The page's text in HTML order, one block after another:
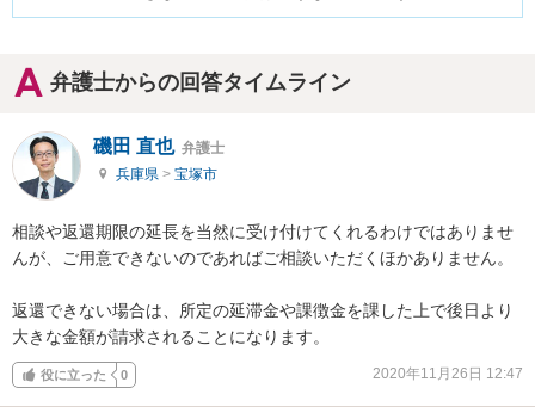
弁護士からの回答タイムライン
磯田 直也 弁護士
兵庫県 > 宝塚市
相談や返還期限の延長を当然に受け付けてくれるわけではありませ
んが、ご用意できないのであればご相談いただくほかありません。
返還できない場合は、所定の延滞金や課徴金を課した上で後日より
大きな金額が請求されることになります。
役に立った 0 2020年11月26日 12:47